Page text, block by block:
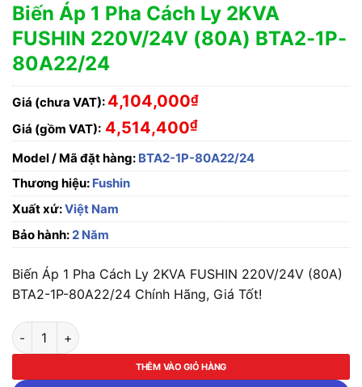
Biến Áp 1 Pha Cách Ly 2KVA
FUSHIN 220V/24V (80A) BTA2-1P-
80A22/24
Giá (chưa VAT): 4,104,000₫
Giá (gồm VAT): 4,514,400₫
Model / Mã đặt hàng: BTA2-1P-80A22/24
Thương hiệu: Fushin
Xuất xứ:Việt Nam
Bảo hành:2 Năm
Biến Áp 1 Pha Cách Ly 2KVA FUSHIN 220V/24V (80A)
BTA2-1P-80A22/24 Chính Hãng, Giá Tốt!
Biến Áp 1 Pha Cách Ly 2KVA FUSHIN 220V/24V (80A)
THÊM VÀO GIỎ HÀNG